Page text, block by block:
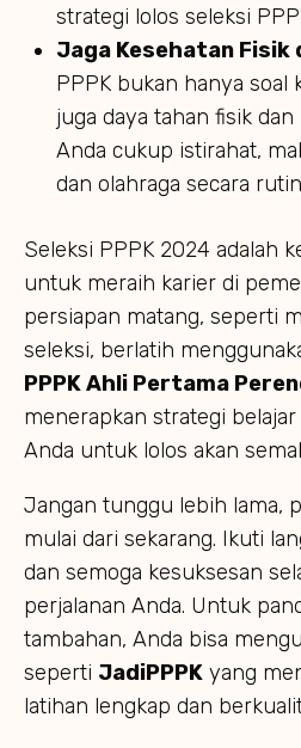
strategi lolos seleksi
Jaga Kesehatan Fisik
PPPK bukan hanya soal
juga daya tahan fisik
Anda cukup istirahat,
dan olahraga secara
Seleksi PPPK 2024 adalah
untuk meraih karier di
persiapan matang, seperti
seleksi, berlatih
PPPK Ahli Pertama
menerapkan strategi
Anda untuk lolos akan
Jangan tunggu lebih lama,
mulai dari sekarang. Ikuti
dan semoga kesuksesan
perjalanan Anda. Untuk
tambahan, Anda bisa
seperti JadiPPPK yang
latihan lengkap dan